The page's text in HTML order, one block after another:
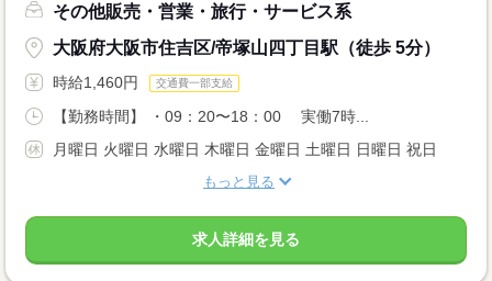
その他販売・営業・旅行・サービス系
大阪府大阪市住吉区/帝塚山四丁目駅（徒歩 5分）
時給1,460円 交通費一部支給
【勤務時間】 ・09：20〜18：00 実働7時...
月曜日 火曜日 水曜日 木曜日 金曜日 土曜日 日曜日 祝日
もっと見る
求人詳細を見る